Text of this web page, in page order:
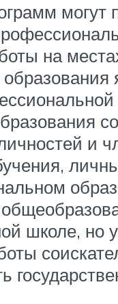
могут
на
и
школе, но